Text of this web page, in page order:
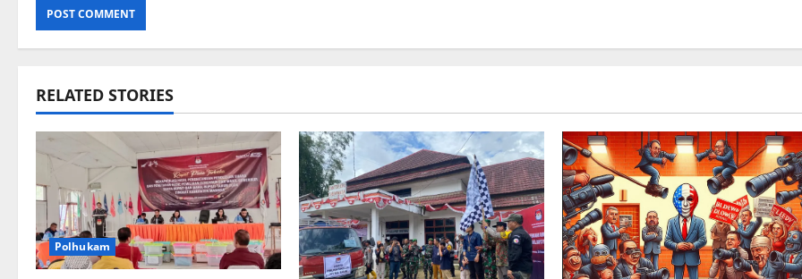
RELATED STORIES
Polhukam